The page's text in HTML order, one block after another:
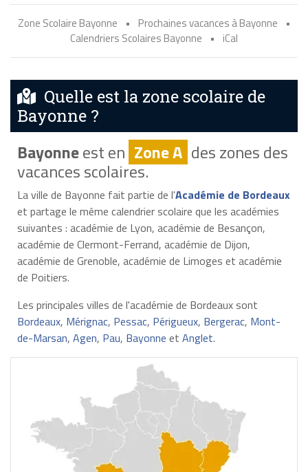
Zone Scolaire Bayonne • Prochaines vacances à Bayonne
•
Calendriers Scolaires Bayonne
• iCal
Quelle est la zone scolaire de
Bayonne ?
Bayonneest en Zone A des zones des
vacances scolaires.
La ville de Bayonne fait partie de l'Académie de Bordeaux
et partage le même calendrier scolaire que les académies
suivantes : académie de Lyon, académie de Besançon,
académie de Clermont-Ferrand, académie de Dijon,
académie de Grenoble, académie de Limoges et académie
de Poitiers.
Les principales villes de l'académie de Bordeaux sont
Bordeaux, Mérignac, Pessac, Périgueux, Bergerac, Mont-
de-Marsan, Agen, Pau, Bayonne et Anglet.